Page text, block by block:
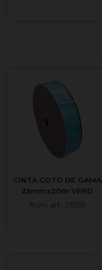
CINTA COTO DE GAMA
25mmx20m VERD
TURQUESA
Núm. art.: 29359